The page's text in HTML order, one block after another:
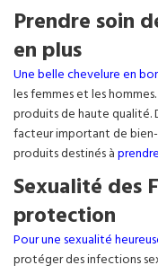
Prendre soin
en plus
Une belle chevelure en
les femmes et les
produits de haute qualité.
facteur important de
produits destinés à
Sexualité des
protection
Pour une sexualité
protéger des infections